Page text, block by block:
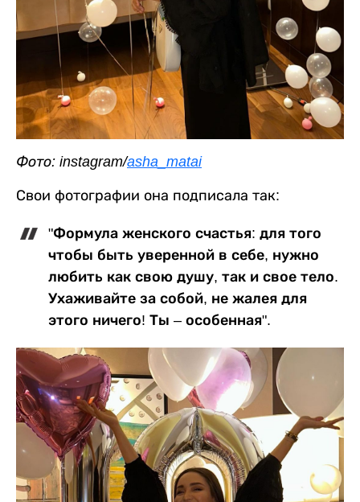
Фото: instagram/asha_matai
Свои фотографии она подписала так:
"Формула женского счастья: для того
чтобы быть уверенной в себе, нужно
любить как свою душу, так и свое тело.
Ухаживайте за собой, не жалея для
этого ничего! Ты – особенная".